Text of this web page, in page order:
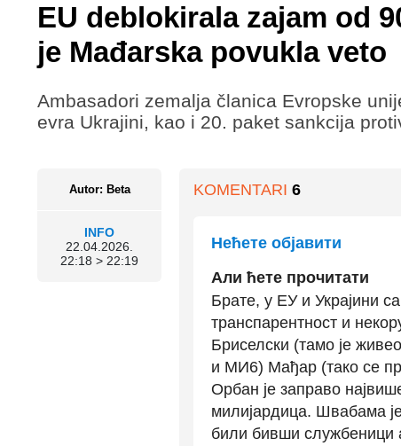
EU deblokirala zajam od
je Mađarska povukla veto
Autor: Beta
INFO
22.04.2026.
22:18 > 22:19
Ambasadori zemalja članica Evropske
evra Ukrajini, kao i 20. paket sankcija
KOMENTARI 6
Нећете објавити
Али ћете прочитати
Брате, у ЕУ и Украјини
транспарентност и
Бриселски (тамо је
и МИ6) Мађар (тако се
Орбан је заправо
милијардица. Швабама
били бивши службеници